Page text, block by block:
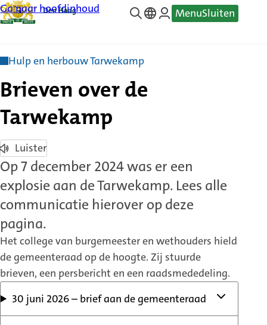
Ga naar hoofdinhoud
—
MenuSluiten
Hulp en herbouw Tarwekamp
Brieven over de
Tarwekamp
Luister
Op 7 december 2024 was er een
explosie aan de Tarwekamp. Lees alle
communicatie hierover op deze
pagina.
Het college van burgemeester en wethouders hield
de gemeenteraad op de hoogte. Zij stuurde
brieven, een persbericht en een raadsmededeling.
30 juni 2026 – brief aan de gemeenteraad